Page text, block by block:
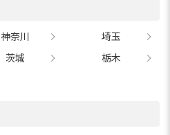
神奈川
埼玉
茨城
栃木